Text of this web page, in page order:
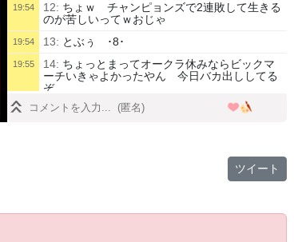
19:54 12: ちょｗ チャンピョンズで2連敗して生きる
のが苦しいってｗおじゃ
19:54 13: とぶぅ ･8･
19:55 14: ちょっとまってオークラ休みならビックマ
ーチいきゃよかったやん 今日バカ出ししてる
ぞ
19:56 15: ゴミ
ツイート